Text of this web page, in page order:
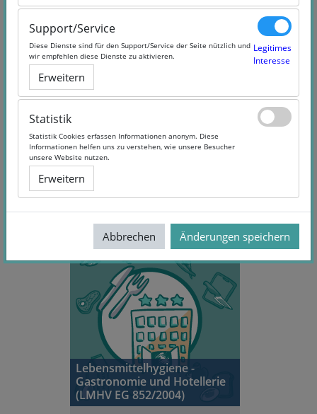
Lebensmittelhygiene -
Gastronomie und Hotellerie
(LMHV EG 852/2004)
Support/Service
Diese Dienste sind für den Support/Service der Seite nützlich und
wir empfehlen diese Dienste zu aktivieren.
Legitimes
Interesse
Erweitern
Statistik
Statistik Cookies erfassen Informationen anonym. Diese
Informationen helfen uns zu verstehen, wie unsere Besucher
unsere Website nutzen.
Erweitern
Abbrechen Änderungen speichern
Support/Service
Diese Dienste sind für den Support/Service der Seite nützlich und
wir empfehlen diese Dienste zu aktivieren.
Legitimes
Interesse
Erweitern
Statistik
Statistik Cookies erfassen Informationen anonym. Diese
Informationen helfen uns zu verstehen, wie unsere Besucher
unsere Website nutzen.
Erweitern
Abbrechen Änderungen speichern